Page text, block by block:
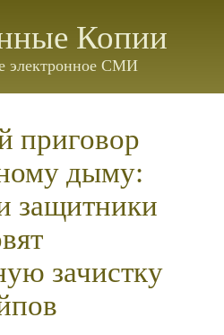
Копии
электронное СМИ
приговор
дыму:
защитники
зачистку